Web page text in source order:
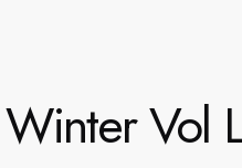
Winter Vol